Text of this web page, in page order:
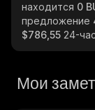
находится 0
предложение
$786,55 24-
Мои